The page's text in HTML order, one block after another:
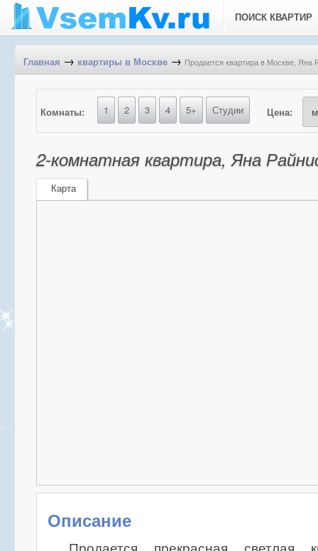
ПОИСК КВАРТИР
Главная → квартиры в Москве → Продается квартира в Москве, Яна
Комнаты: 1 2 3 4 5+ Студии Цена:
2-комнатная квартира, Яна
Карта
Описание